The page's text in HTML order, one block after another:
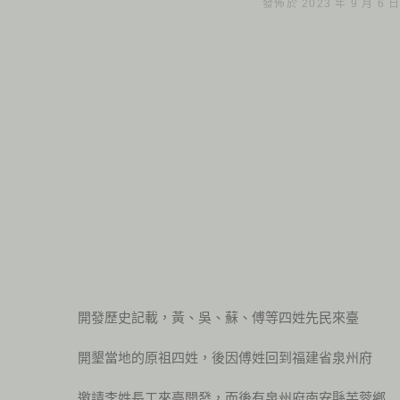
發佈於 2023 年 9 月 6
開發歷史記載，黃、吳、蘇、傅等四姓先民來臺
開墾當地的原祖四姓，後因傅姓回到福建省泉州府